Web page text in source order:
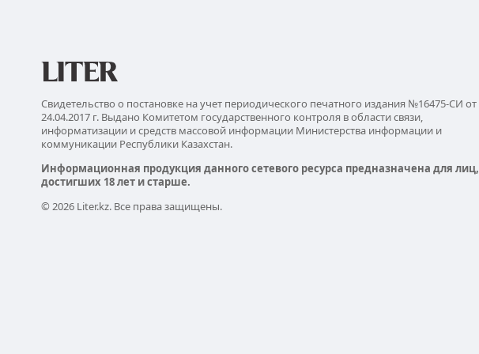
Свидетельство о постановке на учет периодического печатного издания №16475-СИ от
24.04.2017 г. Выдано Комитетом государственного контроля в области связи,
информатизации и средств массовой информации Министерства информации и
коммуникации Республики Казахстан.
Информационная продукция данного сетевого ресурса предназначена для лиц,
достигших 18 лет и старше.
© 2026 Liter.kz. Все права защищены.